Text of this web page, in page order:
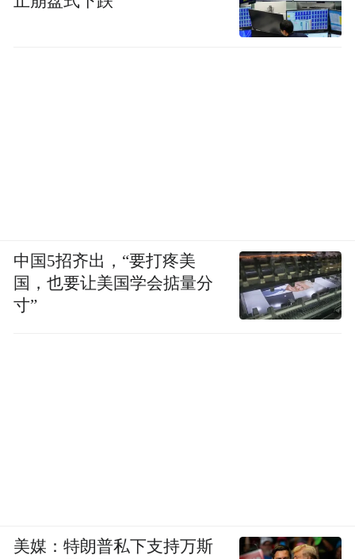
中国5招齐出，“要打疼美
国，也要让美国学会掂量分
寸”
美媒：特朗普私下支持万斯